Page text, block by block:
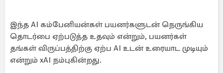
இந்த AI கம்பேனியன்கள் பயனர்களுடன் நெருங்கிய
தொடர்பை ஏற்படுத்த உதவும் என்றும், பயனர்கள்
தங்கள் விருப்பத்திற்கு ஏற்ப AI உடன் உரையாட முடியும்
என்றும் xAI நம்புகின்றது.